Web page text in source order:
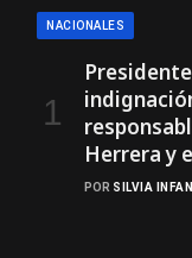
NACIONALES
Herrera y
POR SILVIA